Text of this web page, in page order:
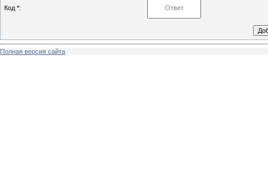
Код *:
Полная версия сайта